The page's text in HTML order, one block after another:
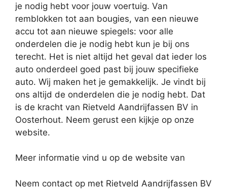
je nodig hebt voor jouw voertuig. Van
remblokken tot aan bougies, van een nieuwe
accu tot aan nieuwe spiegels: voor alle
onderdelen die je nodig hebt kun je bij ons
terecht. Het is niet altijd het geval dat ieder los
auto onderdeel goed past bij jouw specifieke
auto. Wij maken het je gemakkelijk. Je vindt bij
ons altijd de onderdelen die je nodig hebt. Dat
is de kracht van Rietveld Aandrijfassen BV in
Oosterhout. Neem gerust een kijkje op onze
website.
Meer informatie vind u op de website van
Neem contact op met Rietveld Aandrijfassen BV